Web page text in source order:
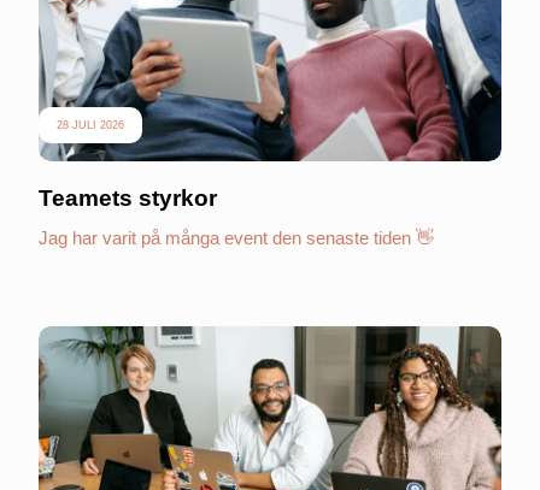
28 JULI 2026
Teamets styrkor
Jag har varit på många event den senaste tiden 👋